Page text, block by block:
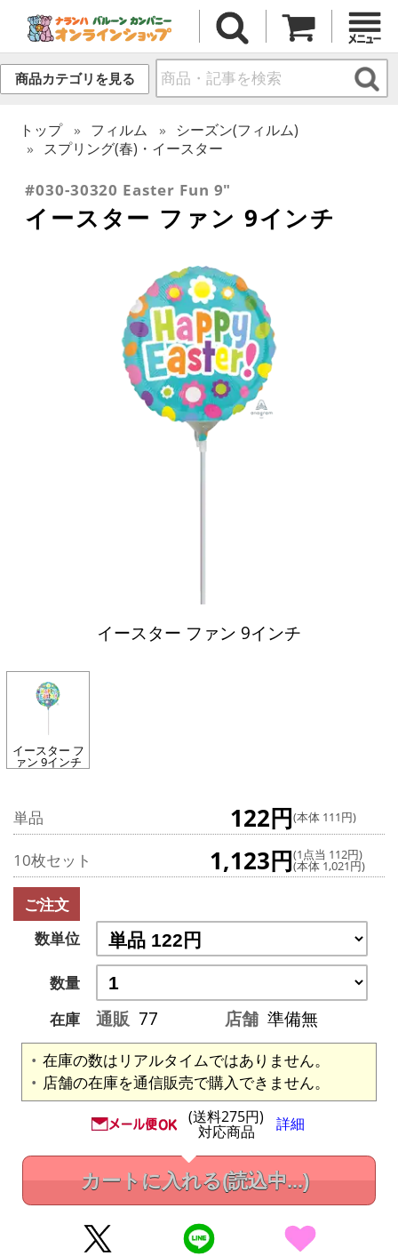
商品カテゴリを見る
トップ フィルム
シーズン(フィルム)
スプリング(春)・イースター
#030-30320 Easter Fun 9"
イースター ファン 9インチ
イースター ファン 9インチ
イースター フ
ァン 9インチ
単品 122円(本体 111円)
10枚セット 1,123円(1点当 112円)
(本体 1,021円)
ご注文
数単位
数量
在庫
通販 77 店舗 準備無
在庫の数はリアルタイムではありません。
店舗の在庫を通信販売で購入できません。
(送料275円)
対応商品 詳細
カートに入れる(読込中...)